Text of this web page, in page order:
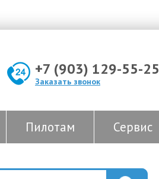
+7 (903) 129-55-25
Заказать звонок
Пилотам Сервис